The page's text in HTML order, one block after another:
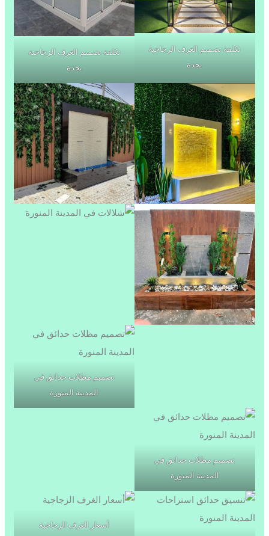
تكلفة تصميم الغرف الزجاجية
بجدة
تكلفة تصميم الغرف الزجاجية
بجدة
تصميم مظلات حدائق في
المدينة المنورة
تصميم مظلات حدائق في
المدينة المنورة
أسعار الغرف الزجاجية